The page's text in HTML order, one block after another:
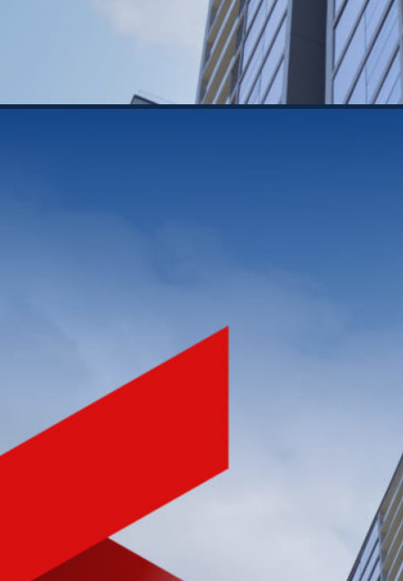
NHÀ PHÁT TRIỂN BẤT ĐỘNG SẢN
CHẤT LƯỢNG HÀNG ĐẦU